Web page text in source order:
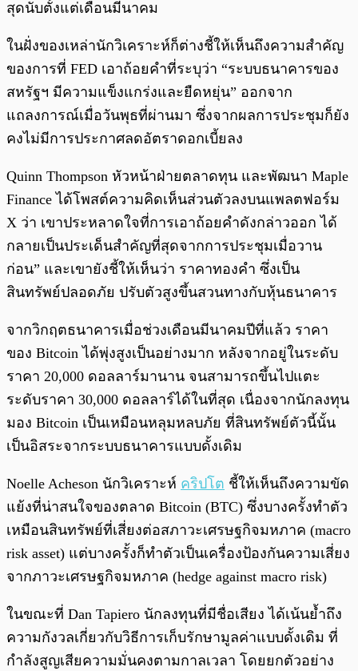
สุดนับตั้งแต่เดือนมีนาคม
ในฝั่งของเหล่านักวิเคราะห์ก็ต่างชี้ให้เห็นถึงความสำคัญ
ของการที่ FED เอาถ้อยคำที่ระบุว่า “ระบบธนาคารของ
สหรัฐฯ มีความแข็งแกร่งและยืดหยุ่น” ออกจาก
แถลงการณ์เมื่อวันพุธที่ผ่านมา ซึ่งจากผลการประชุมก็ยัง
คงไม่มีการประกาศลดอัตราดอกเบี้ยลง
Quinn Thompson หัวหน้าฝ่ายตลาดทุน และพัฒนา Maple
Finance ได้โพสต์ความคิดเห็นส่วนตัวลงบนแพลตฟอร์ม
X ว่า เขาประหลาดใจที่การเอาถ้อยคำดังกล่าวออก ได้
กลายเป็นประเด็นสำคัญที่สุดจากการประชุมเมื่อวาน
ก่อน” และเขายังชี้ให้เห็นว่า ราคาทองคำ ซึ่งเป็น
สินทรัพย์ปลอดภัย ปรับตัวสูงขึ้นสวนทางกับหุ้นธนาคาร
จากวิกฤตธนาคารเมื่อช่วงเดือนมีนาคมปีที่แล้ว ราคา
ของ Bitcoin ได้พุ่งสูงเป็นอย่างมาก หลังจากอยู่ในระดับ
ราคา 20,000 ดอลลาร์มานาน จนสามารถขึ้นไปแตะ
ระดับราคา 30,000 ดอลลาร์ได้ในที่สุด เนื่องจากนักลงทุน
มอง Bitcoin เป็นเหมือนหลุมหลบภัย ที่สินทรัพย์ตัวนี้นั้น
เป็นอิสระจากระบบธนาคารแบบดั้งเดิม
Noelle Acheson นักวิเคราะห์ คริปโต ชี้ให้เห็นถึงความขัด
แย้งที่น่าสนใจของตลาด Bitcoin (BTC) ซึ่งบางครั้งทำตัว
เหมือนสินทรัพย์ที่เสี่ยงต่อสภาวะเศรษฐกิจมหภาค (macro
risk asset) แต่บางครั้งก็ทำตัวเป็นเครื่องป้องกันความเสี่ยง
จากภาวะเศรษฐกิจมหภาค (hedge against macro risk)
ในขณะที่ Dan Tapiero นักลงทุนที่มีชื่อเสียง ได้เน้นย้ำถึง
ความกังวลเกี่ยวกับวิธีการเก็บรักษามูลค่าแบบดั้งเดิม ที่
กำลังสูญเสียความมั่นคงตามกาลเวลา โดยยกตัวอย่าง